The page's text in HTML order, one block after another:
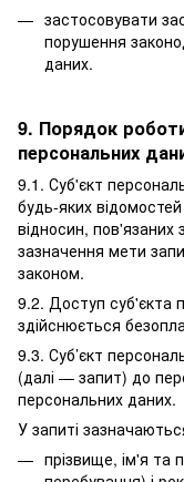
застосовувати
порушення
даних.
9. Порядок
персональних
9.1. Суб'єкт
будь-яких
відносин,
зазначення мети
законом.
9.2. Доступ суб'єкта
здійснюється
9.3. Суб’єкт
(далі — запит) до
персональних даних.
У запиті
прізвище, ім'я та